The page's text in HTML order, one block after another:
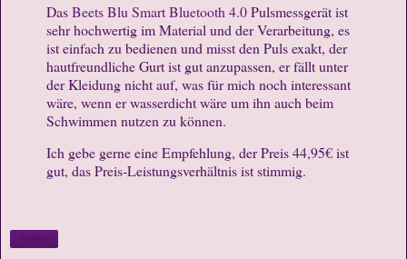
DasBeets Blu Smart Bluetooth 4.0Pulsmessgerät ist
sehr hochwertig im Material und der Verarbeitung, es
ist einfach zu bedienen und misst den Puls exakt, der
hautfreundliche Gurt ist gut anzupassen, er fällt unter
der Kleidung nicht auf, was für mich noch interessant
wäre, wenn er wasserdicht wäre um ihn auch beim
Schwimmen nutzen zu können.
Ich gebe gerne eine Empfehlung, der Preis 44,95€ ist
gut, das Preis-Leistungsverhältnis ist stimmig.